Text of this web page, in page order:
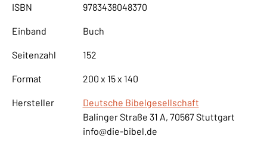
ISBN 9783438048370
Einband Buch
Seitenzahl 152
Format 200 x 15 x 140
Hersteller
Deutsche Bibelgesellschaft
Balinger Straße 31 A, 70567 Stuttgart
info@die-bibel.de